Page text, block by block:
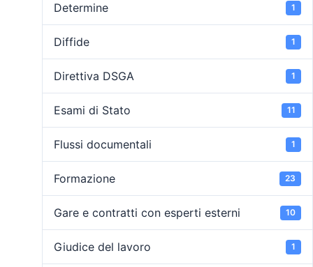
Determine 1
Diffide 1
Direttiva DSGA 1
Esami di Stato 11
Flussi documentali 1
Formazione 23
Gare e contratti con esperti esterni 10
Giudice del lavoro 1